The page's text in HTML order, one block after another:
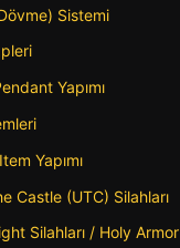
Sistemi
Yapımı
Yapımı
Castle (UTC) Silahları
Silahları / Holy Armor